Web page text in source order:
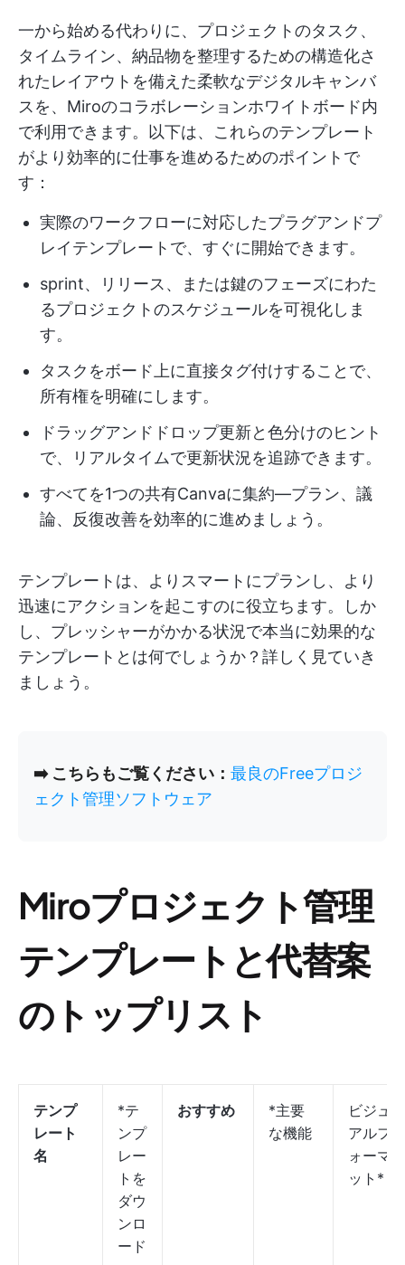
一から始める代わりに、プロジェクトのタスク、
タイムライン、納品物を整理するための構造化さ
れたレイアウトを備えた柔軟なデジタルキャンバ
スを、Miroのコラボレーションホワイトボード内
で利用できます。以下は、これらのテンプレート
がより効率的に仕事を進めるためのポイントで
す：
実際のワークフローに対応したプラグアンドプ
レイテンプレートで、すぐに開始できます。
sprint、リリース、または鍵のフェーズにわた
るプロジェクトのスケジュールを可視化しま
す。
タスクをボード上に直接タグ付けすることで、
所有権を明確にします。
ドラッグアンドドロップ更新と色分けのヒント
で、リアルタイムで更新状況を追跡できます。
すべてを1つの共有Canvaに集約—プラン、議
論、反復改善を効率的に進めましょう。
テンプレートは、よりスマートにプランし、より
迅速にアクションを起こすのに役立ちます。しか
し、プレッシャーがかかる状況で本当に効果的な
テンプレートとは何でしょうか？詳しく見ていき
ましょう。
➡️ こちらもご覧ください： 最良のFreeプロジ
ェクト管理ソフトウェア
Miroプロジェクト管理
テンプレートと代替案
のトップリスト
テンプ
レート
名
*テ
ンプ
レー
トを
ダウ
ンロ
ード
おすすめ
*主要
な機能
ビジュ
アルフ
ォーマ
ット*